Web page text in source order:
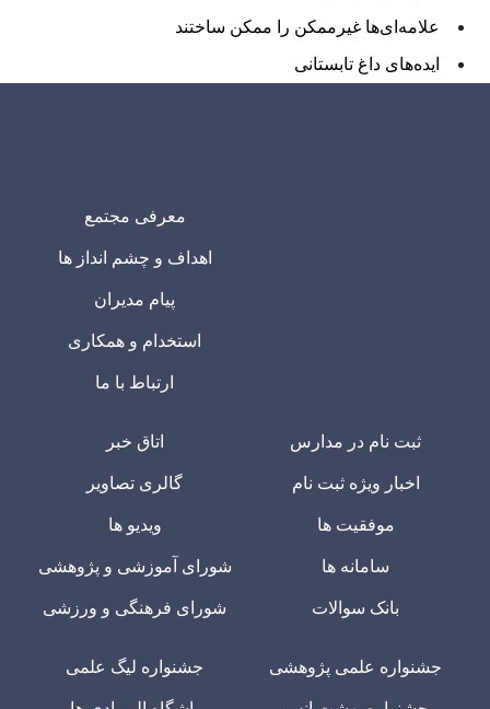
علامه‌ای‌ها غیرممکن را ممکن ساختند
ایده‌های داغ تابستانی
معرفی مجتمع
اهداف و چشم انداز ها
پیام مدیران
استخدام و همکاری
ارتباط با ما
ثبت نام در مدارس
اخبار ویژه ثبت نام
موفقیت ها
سامانه ها
بانک سوالات
اتاق خبر
گالری تصاویر
ویدیو ها
شورای آموزشی و پژوهشی
شورای فرهنگی و ورزشی
جشنواره علمی پژوهشی جشنواره لیگ علمی